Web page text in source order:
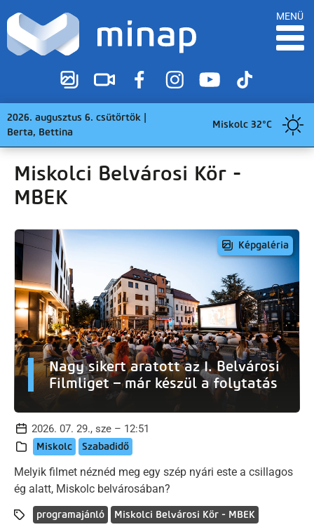
MENÜ
2026. augusztus 6. csütörtök |
Berta, Bettina
Miskolc 32°C
Miskolci Belvárosi Kör -
MBEK
Képgaléria
Nagy sikert aratott az I. Belvárosi
Filmliget – már készül a folytatás
2026. 07. 29., sze – 12:51
Miskolc Szabadidő
Melyik filmet néznéd meg egy szép nyári este a csillagos
ég alatt, Miskolc belvárosában?
programajánló Miskolci Belvárosi Kör - MBEK